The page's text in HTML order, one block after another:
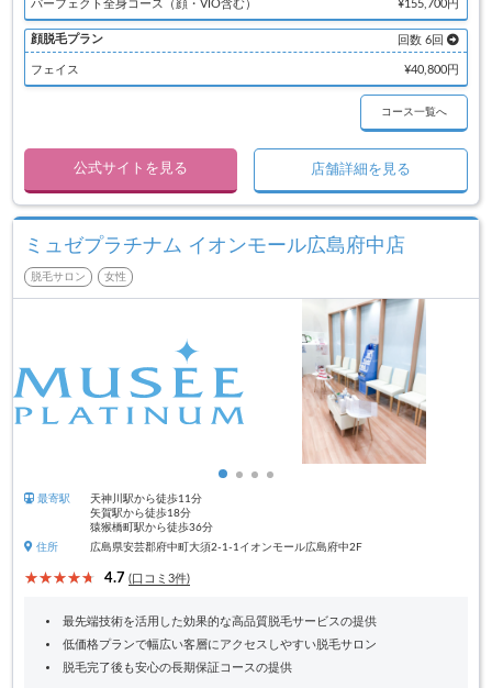
パーフェクト全身コース（顔・VIO含む） ¥155,700円
顔脱毛プラン 回数 6回
フェイス ¥40,800円
コース一覧へ
公式サイトを見る 店舗詳細を見る
ミュゼプラチナム イオンモール広島府中店
脱毛サロン 女性
最寄駅
天神川駅から徒歩11分
矢賀駅から徒歩18分
猿猴橋町駅から徒歩36分
住所
広島県安芸郡府中町大須2-1-1イオンモール広島府中2F
4.7 (口コミ3件)
最先端技術を活用した効果的な高品質脱毛サービスの提供
低価格プランで幅広い客層にアクセスしやすい脱毛サロン
脱毛完了後も安心の長期保証コースの提供